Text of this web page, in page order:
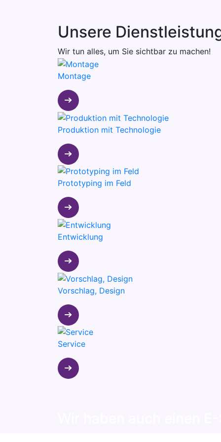
Unsere
Wir tun alles, um Sie sichtbar zu machen!
Montage
Produktion mit Technologie
Prototyping im Feld
Entwicklung
Vorschlag, Design
Service